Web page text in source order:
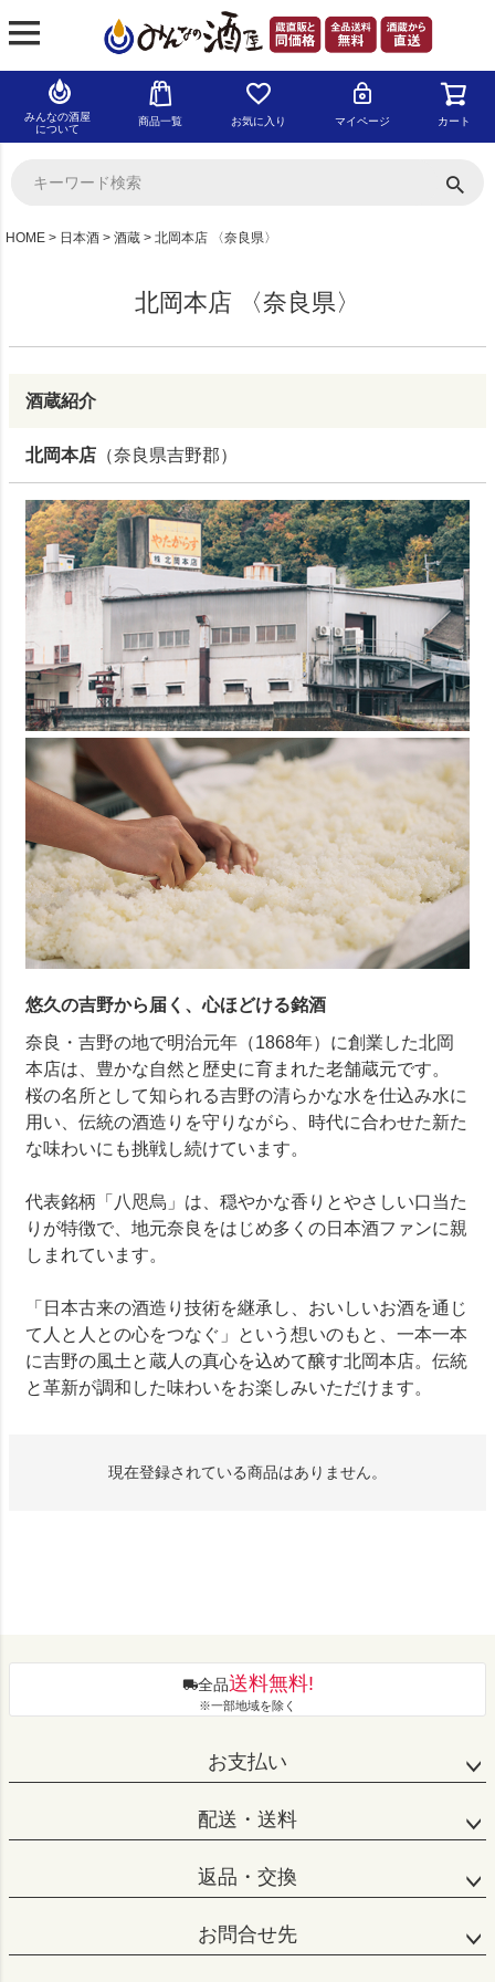
みんなの酒屋
について
商品一覧 お気に入り マイページ カート
HOME 日本酒 酒蔵 北岡本店 〈奈良県〉
北岡本店 〈奈良県〉
酒蔵紹介
北岡本店 （奈良県吉野郡）
悠久の吉野から届く、心ほどける銘酒
奈良・吉野の地で明治元年（1868年）に創業した北岡
本店は、豊かな自然と歴史に育まれた老舗蔵元です。
桜の名所として知られる吉野の清らかな水を仕込み水に
用い、伝統の酒造りを守りながら、時代に合わせた新た
な味わいにも挑戦し続けています。
代表銘柄「八咫烏」は、穏やかな香りとやさしい口当た
りが特徴で、地元奈良をはじめ多くの日本酒ファンに親
しまれています。
「日本古来の酒造り技術を継承し、おいしいお酒を通じ
て人と人との心をつなぐ」という想いのもと、一本一本
に吉野の風土と蔵人の真心を込めて醸す北岡本店。伝統
と革新が調和した味わいをお楽しみいただけます。
現在登録されている商品はありません。
全品送料無料!
※一部地域を除く
お支払い
配送・送料
返品・交換
お問合せ先